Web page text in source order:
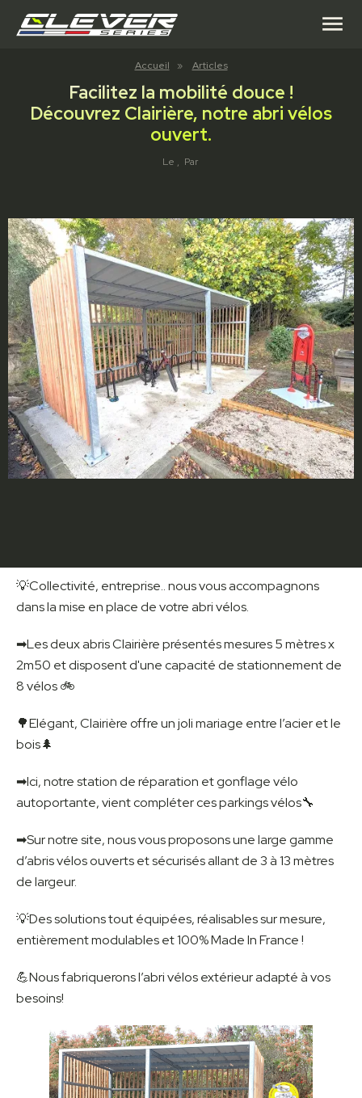
menu
Accueil » Articles
Facilitez la mobilité douce !
Découvrez Clairière, notre abri vélos
ouvert.
Le , Par
💡Collectivité, entreprise.. nous vous accompagnons
dans la mise en place de votre abri vélos.
➡Les deux abris Clairière présentés mesures 5 mètres x
2m50 et disposent d'une capacité de stationnement de
8 vélos 🚲
🌳Elégant, Clairière offre un joli mariage entre l’acier et le
bois🌲
➡Ici, notre station de réparation et gonflage vélo
autoportante, vient compléter ces parkings vélos🔧
➡Sur notre site, nous vous proposons une large gamme
d’abris vélos ouverts et sécurisés allant de 3 à 13 mètres
de largeur.
💡Des solutions tout équipées, réalisables sur mesure,
entièrement modulables et 100% Made In France !
💪Nous fabriquerons l’abri vélos extérieur adapté à vos
besoins!